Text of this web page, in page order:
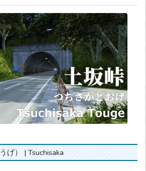
げ） | Tsuchisaka